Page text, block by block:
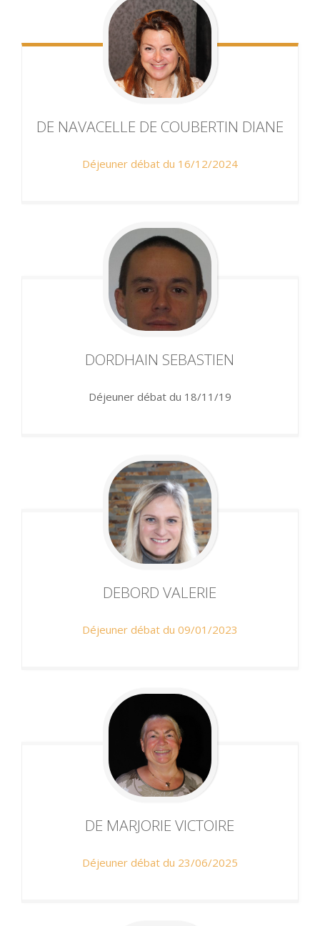
DE NAVACELLE DE COUBERTIN DIANE
Déjeuner débat du 16/12/2024
DORDHAIN SEBASTIEN
Déjeuner débat du 18/11/19
DEBORD VALERIE
Déjeuner débat du 09/01/2023
DE MARJORIE VICTOIRE
Déjeuner débat du 23/06/2025